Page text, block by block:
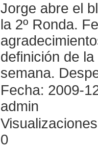
Jorge abre el
la 2º Ronda.
definición de
semana.
Fecha: 2009-
admin
0